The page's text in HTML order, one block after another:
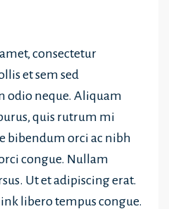
consectetur
et sem sed
odio neque. Aliquam
quis rutrum mi
bibendum orci ac nibh
congue. Nullam
Ut et adipiscing erat.
libero tempus congue.